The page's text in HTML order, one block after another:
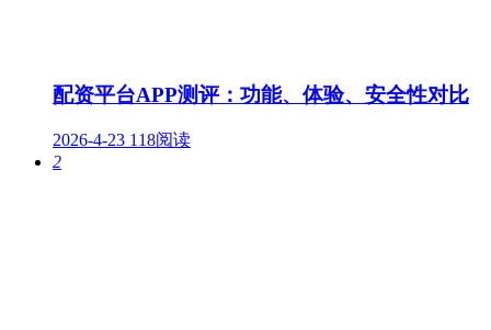
配资平台APP测评：功能、体验、安全性对比
2026-4-23 118阅读
2